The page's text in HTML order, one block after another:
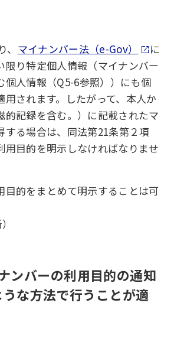
マイナンバー法（e-Gov）
に
限り特定個人情報（マイナンバー
個人情報（Q5-6参照））にも個
用されます。したがって、本人か
的記録を含む。）に記載されたマ
する場合は、同法第21条第２項
用目的を明示しなければなりませ
目的をまとめて明示することは可
ンバーの利用目的の通知
な方法で行うことが適